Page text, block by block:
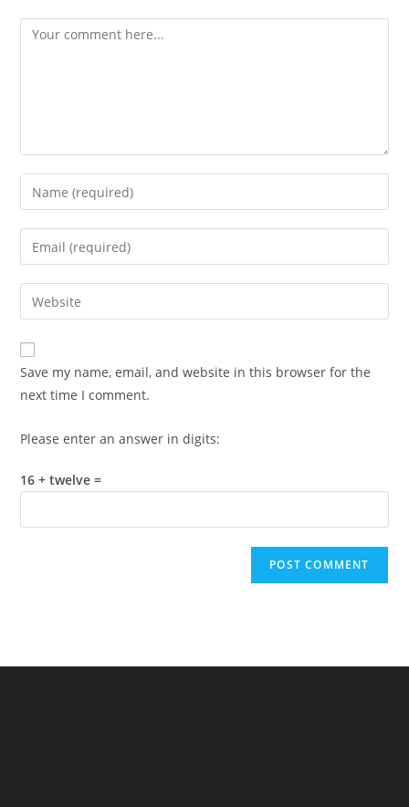
Comment
Enter
your
name
comment
Enter
your
email
address
comment
Enter
your
website
URL
(optional)
Save my name, email, and website in this browser for the
next time I comment.
Please enter an answer in digits:
16 + twelve =